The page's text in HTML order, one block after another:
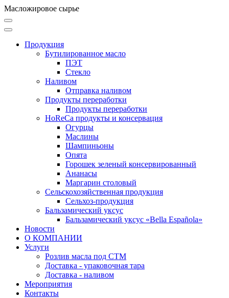
Масложировое сырье
Продукция
Бутилированное масло
ПЭТ
Стекло
Наливом
Отправка наливом
Продукты переработки
Продукты переработки
HoReCa продукты и консервация
Огурцы
Маслины
Шампиньоны
Опята
Горошек зеленый консервированный
Ананасы
Маргарин столовый
Сельскохозяйственная продукция
Сельхоз-продукция
Бальзамический уксус
Бальзамический уксус «Bella Española»
Новости
О КОМПАНИИ
Услуги
Розлив масла под СТМ
Доставка - упаковочная тара
Доставка - наливом
Мероприятия
Контакты